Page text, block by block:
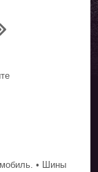
• Шины